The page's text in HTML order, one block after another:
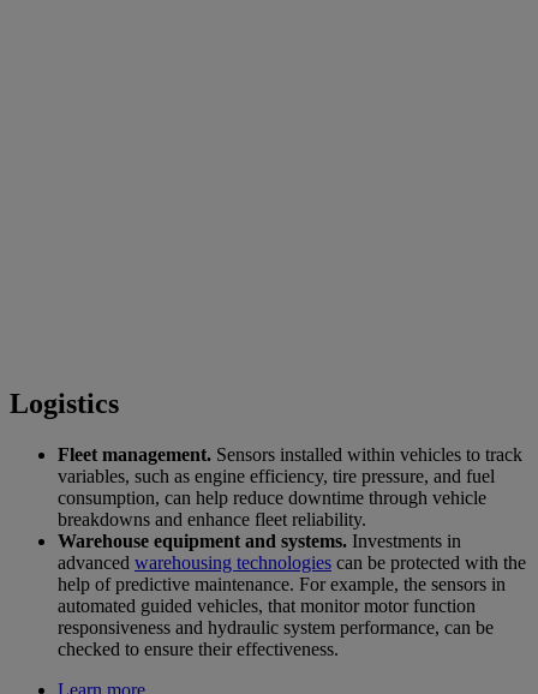
Logistics
Fleet management. Sensors installed within vehicles to track
variables, such as engine efficiency, tire pressure, and fuel
consumption, can help reduce downtime through vehicle
breakdowns and enhance fleet reliability.
Warehouse equipment and systems. Investments in
advanced warehousing technologies can be protected with the
help of predictive maintenance. For example, the sensors in
automated guided vehicles, that monitor motor function
responsiveness and hydraulic system performance, can be
checked to ensure their effectiveness.
Learn more